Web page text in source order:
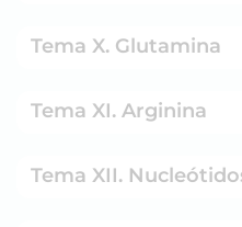
Tema X. Glutamina
Tema XI. Arginina
Tema XII.